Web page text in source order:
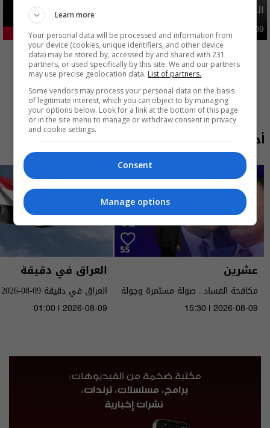
الدولار يواصل الارتفاع امام الدينار العراقي
اقتصاد 25.73% 09:50 | 2026-08-09
المزيد
أحدث الحلقات
عشرين
مكافحة الفساد.. صولة مستمرة وجولة
قادمة - الحلقة ٥٥ | الموسم 5
15:30 | 2026-08-09
العراق في دقيقة
العراق في دقيقة 09-08-2026 | 2026
01:00 | 2026-08-09
Learn more
Your personal data will be processed and information from
your device (cookies, unique identifiers, and other device
data) may be stored by, accessed by and shared with 231
partners, or used specifically by this site. We and our partners
may use precise geolocation data. List of partners.
Some vendors may process your personal data on the basis
of legitimate interest, which you can object to by managing
your options below. Look for a link at the bottom of this page
or in the site menu to manage or withdraw consent in privacy
and cookie settings.
Consent
Manage options